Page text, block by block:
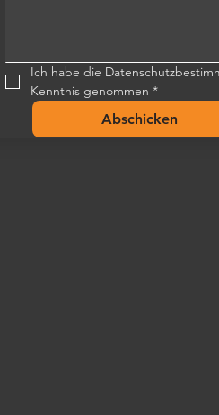
Ich habe die
Kenntnis genommen *
Abschicken